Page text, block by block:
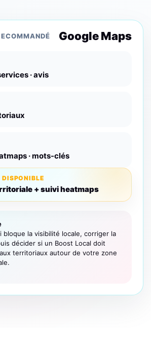
Google Maps
· avis
· mots-clés
+ suivi heatmaps
bloque la visibilité locale, corriger la
décider si un Boost Local doit
territoriaux autour de votre zone